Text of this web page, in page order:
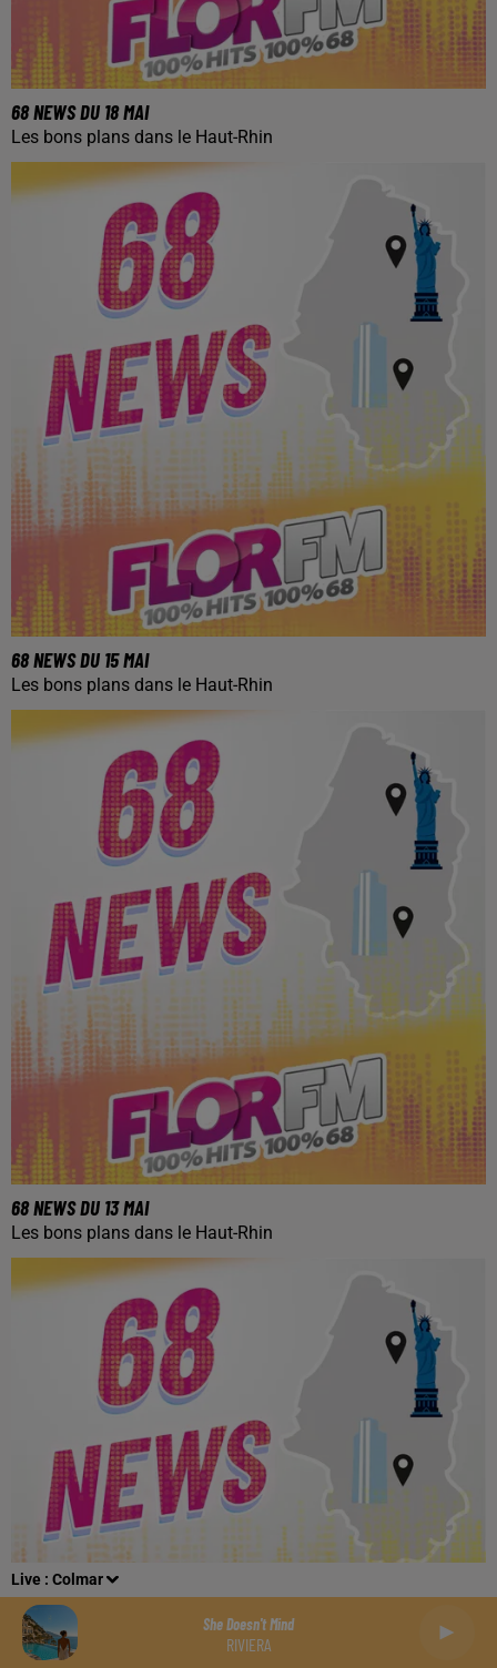
Live : Colmar
She Doesn't Mind
RIVIERA
68 NEWS DU 18 MAI
Les bons plans dans le Haut-Rhin
68 NEWS DU 15 MAI
Les bons plans dans le Haut-Rhin
68 NEWS DU 13 MAI
Les bons plans dans le Haut-Rhin